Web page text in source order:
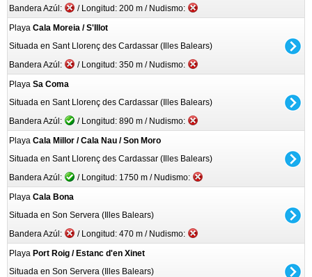
Bandera Azúl:
/ Longitud: 200 m / Nudismo:
Playa Cala Moreia / S'Illot
Situada en Sant Llorenç des Cardassar (Illes Balears)
Bandera Azúl:
/ Longitud: 350 m / Nudismo:
Playa Sa Coma
Situada en Sant Llorenç des Cardassar (Illes Balears)
Bandera Azúl:
/ Longitud: 890 m / Nudismo:
Playa Cala Millor / Cala Nau / Son Moro
Situada en Sant Llorenç des Cardassar (Illes Balears)
Bandera Azúl:
/ Longitud: 1750 m / Nudismo:
Playa Cala Bona
Situada en Son Servera (Illes Balears)
Bandera Azúl:
/ Longitud: 470 m / Nudismo:
Playa Port Roig / Estanc d'en Xinet
Situada en Son Servera (Illes Balears)